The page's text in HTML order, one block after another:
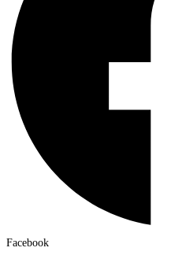
Facebook